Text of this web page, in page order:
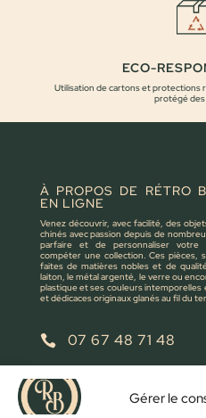
Gérer le
ECO-
Utilisation de cartons et protections
protégé
À PROPOS DE RÉTRO
EN LIGNE
Venez découvrir, avec facilité, des
chinés avec passion depuis de
parfaire et de personnaliser votre
compéter une collection. Ces pièces,
faites de matières nobles et de
laiton, le métal argenté, le verre ou
plastique et ses couleurs
et dédicaces originaux glanés au fil du
 07 67 48 71 48
